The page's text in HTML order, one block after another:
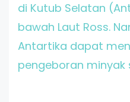
di Kutub Selatan
bawah Laut Ross.
Antartika dapat
pengeboran minyak